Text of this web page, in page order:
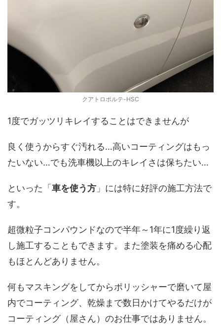
クアトロポルテ-HSC
1度でガッツリキレイすることはできませんが
良く使うからすぐ汚れる…高いコーティングはもっ
たいない…でも洗車機以上のキレイさは保ちたい…
といった「車を使う方 」には特に好評の施工方法で
す。
超微粒子コンパウンドなので半年～1年に1度繰り返
し施工することもできます。また塗装を痛める心配
もほとんどありません。
何もマスキングをしてからポリッシャーで磨いて屋
内でコーティング、乾燥まで数日かけてやるだけが
コーティング（屋さん）のお仕事ではありません。